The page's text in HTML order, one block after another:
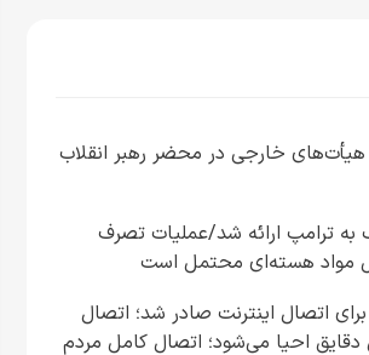
هیأت‌های خارجی در محضر رهبر انقلاب
ترامپ ارائه شد/عملیات تصرف
مواد هسته‌ای محتمل است
اتصال اینترنت صادر شد؛ اتصال
دقایق احیا می‌شود؛ اتصال کامل مردم